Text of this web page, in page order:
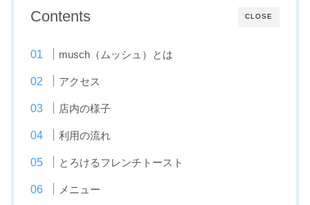
CLOSE
Contents
musch（ムッシュ）とは
アクセス
店内の様子
利用の流れ
とろけるフレンチトースト
メニュー